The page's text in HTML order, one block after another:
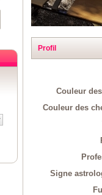
Profil
Couleur
Couleur des
Signe